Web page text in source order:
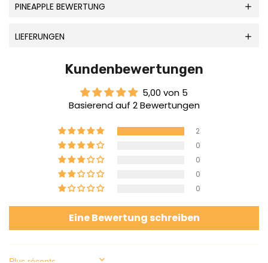
PINEAPPLE BEWERTUNG
LIEFERUNGEN
Kundenbewertungen
5,00 von 5
Basierend auf 2 Bewertungen
2
0
0
0
0
Eine Bewertung schreiben